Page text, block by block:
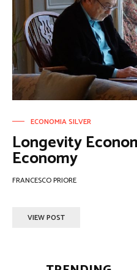
ECONOMIA SILVER
Longevity
Economy
FRANCESCO PRIORE
VIEW POST